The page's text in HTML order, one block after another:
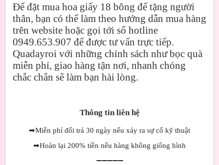
Để đặt mua hoa giấy 18 bông để tặng người
thân, bạn có thể làm theo hướng dẫn mua hàng
trên website hoặc gọi tới số hotline
0949.653.907 để được tư vấn trực tiếp.
Quadayroi với những chính sách như bọc quà
miễn phí, giao hàng tận nơi, nhanh chóng
chắc chắn sẽ làm bạn hài lòng.
Thông tin liên hệ
➡Miễn phí đổi trả 30 ngày nếu xảy ra sự cố kỹ thuật
➡Hoàn lại 200% tiền nếu hàng không giống hình
➖➖➖➖➖